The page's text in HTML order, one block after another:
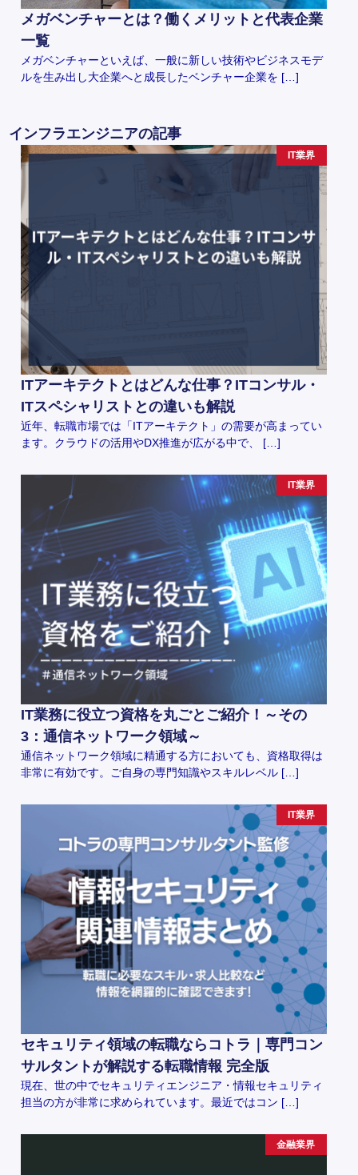
メガベンチャーとは？働くメリットと代表企業
一覧
メガベンチャーといえば、一般に新しい技術やビジネスモデ
ルを生み出し大企業へと成長したベンチャー企業を […]
インフラエンジニアの記事
IT業界
ITアーキテクトとはどんな仕事？ITコンサル・
ITスペシャリストとの違いも解説
近年、転職市場では「ITアーキテクト」の需要が高まってい
ます。クラウドの活用やDX推進が広がる中で、 […]
IT業界
IT業務に役立つ資格を丸ごとご紹介！～その
3：通信ネットワーク領域～
通信ネットワーク領域に精通する方においても、資格取得は
非常に有効です。ご自身の専門知識やスキルレベル […]
IT業界
セキュリティ領域の転職ならコトラ｜専門コン
サルタントが解説する転職情報 完全版
現在、世の中でセキュリティエンジニア・情報セキュリティ
担当の方が非常に求められています。最近ではコン […]
金融業界